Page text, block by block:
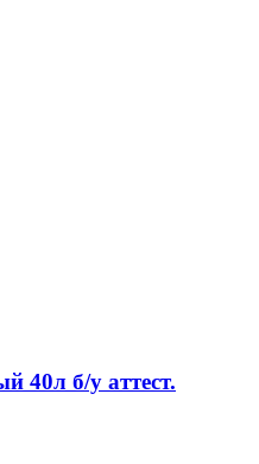
40л б/у аттест.